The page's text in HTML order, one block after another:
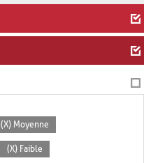
(X) Moyenne
(X) Faible